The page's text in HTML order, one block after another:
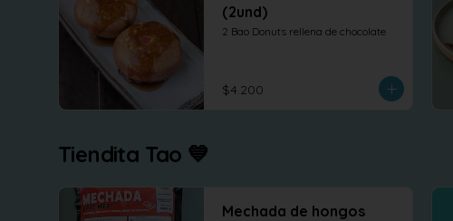
(2und)
2 Bao Donuts rellena de chocolate
$4.200
Tiendita Tao 💙
Mechada de hongos